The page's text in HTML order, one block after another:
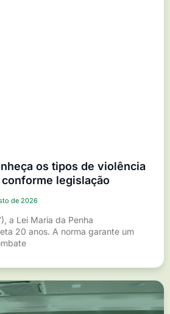
os tipos de violência
legislação
de 2026
a Lei Maria da Penha
20 anos. A norma garante um